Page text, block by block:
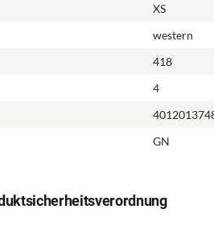
XS
western
418
4
GN